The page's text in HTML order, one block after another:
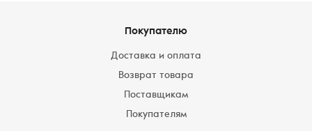
Покупателю
Доставка и оплата
Возврат товара
Поставщикам
Покупателям